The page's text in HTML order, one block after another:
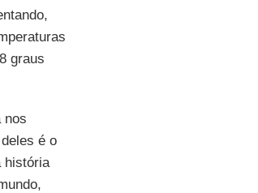
graus
nos
é o
história